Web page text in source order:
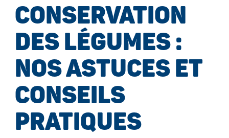
CONSERVATION
DES LÉGUMES :
NOS ASTUCES ET
CONSEILS
PRATIQUES